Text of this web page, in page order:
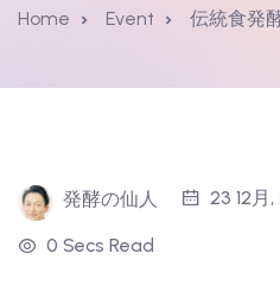
Home Event 伝統食発
発酵の仙人 23 12月
0 Secs Read